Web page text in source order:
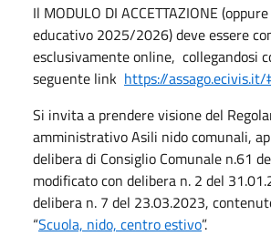
Il MODULO DI ACCETTAZIONE
educativo 2025/2026) deve essere
esclusivamente online, collegandosi
seguente link https://
Si invita a prendere visione del
amministrativo Asili nido comunali,
delibera di Consiglio Comunale n.61
modificato con delibera n. 2 del
delibera n. 7 del 23.03.2023,
“Scuola, nido, centro estivo”.